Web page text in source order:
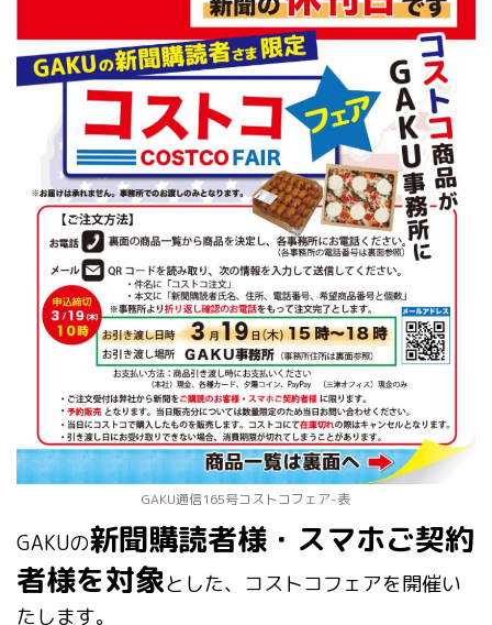
GAKU通信165号コストコフェア-表
GAKUの新聞購読者様・スマホご契約
者様を対象とした、コストコフェアを開催い
たします。